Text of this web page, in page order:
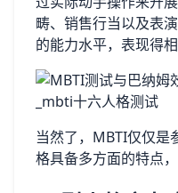
畴、销售行当以及表
的能力水平，表现得相
当然了，MBTI仅仅是
格具备多方面的特点